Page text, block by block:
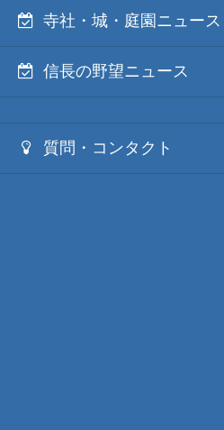
寺社・城・庭園ニュース
信長の野望ニュース
質問・コンタクト